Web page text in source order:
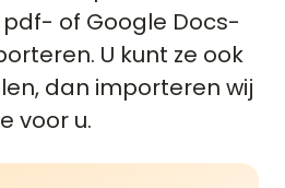
of Google Docs-
U kunt ze ook
dan importeren wij
voor u.